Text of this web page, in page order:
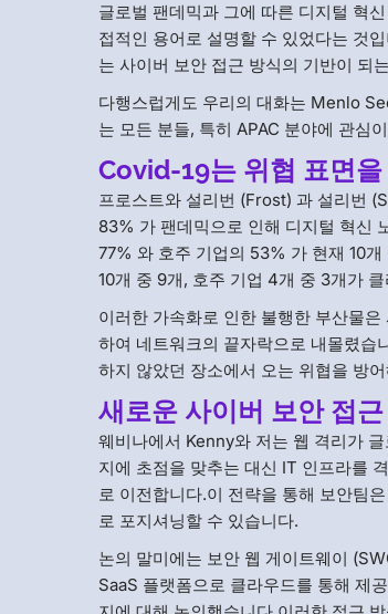
글로벌 팬데믹과 그에 따른 디지털 혁
접적인 용어로 설명할 수 있었다는 것
는 사이버 보안 접근 방식의 기반이 되
다행스럽게도 우리의 대화는 Menlo
는 모든 분들, 특히 APAC 분야에 관심
Covid-19는 위협 표면
프로스트와 설리번 (Frost) 과 설리번
83% 가 팬데믹으로 인해 디지털 혁신
77% 와 호주 기업의 53% 가 현재 10
10개 중 9개, 호주 기업 4개 중 3개가
이러한 가속화로 인한 불행한 부산물
하여 네트워크의 끝자락으로 내몰렸습
하지 않았던 장소에서 오는 위협을 방
새로운 사이버 보안 접
웨비나에서 Kenny와 저는 웹 격리가
지에 초점을 맞추는 대신 IT 인프라를
로 이전합니다.이 전략을 통해 보안팀
로 포지셔닝할 수 있습니다.
논의 말미에는 보안 웹 게이트웨이
SaaS 플랫폼으로 클라우드를 통해 제